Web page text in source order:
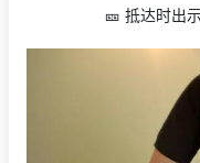
🎫 抵达时出